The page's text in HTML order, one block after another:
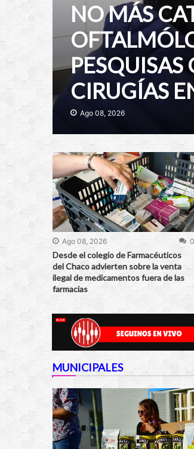
NO MÁS
PESQUISAS
CIRUGÍAS
Ago 08, 2026
Ago 08, 2026 0
Desde el colegio de Farmacéuticos
del Chaco advierten sobre la venta
ilegal de medicamentos fuera de las
farmacias
MUNICIPALES